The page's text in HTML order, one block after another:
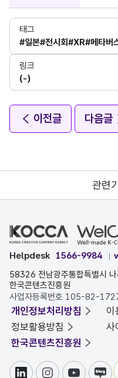
태그
#일본#전시회#XR#메타버
링크
(-)
이전글 다음글
관련
Helpdesk 1566-9984
58326 전남광주통합특별시
한국콘텐츠진흥원
사업자등록번호 105-82-
개인정보처리방침
이
정보활용방침
사
한국콘텐츠진흥원